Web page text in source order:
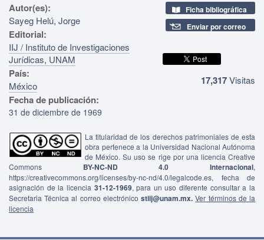
Autor(es):
Sayeg Helú, Jorge
Editorial:
IIJ / Instituto de Investigaciones
Jurídicas, UNAM
País:
México
Fecha de publicación:
31 de diciembre de 1969
Ficha bibliográfica
Enviar por correo
17,317Visitas
La titularidad de los derechos patrimoniales de esta
obra pertenece a la Universidad Nacional Autónoma
de México. Su uso se rige por una licencia Creative
Commons BY-NC-ND 4.0 Internacional,
https://creativecommons.org/licenses/by-nc-nd/4.0/legalcode.es, fecha de
asignación de la licencia 31-12-1969, para un uso diferente consultar a la
Secretaria Técnica al correo electrónicostiij@unam.mx. Ver términos de la
licencia